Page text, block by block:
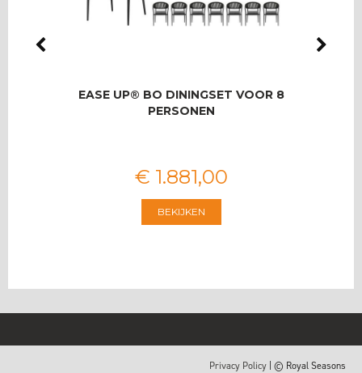
EASE UP® BO DININGSET VOOR 8
PERSONEN
€ 1.881,00
BEKIJKEN
Privacy Policy | © Royal Seasons